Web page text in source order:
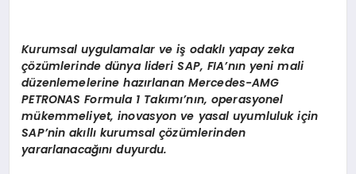
Kurumsal uygulamalar ve işodaklıyapay zeka
çözümlerinde dünya lideri SAP, FIA’nın yeni mali
düzenlemelerine hazırlanan Mercedes-AMG
PETRONAS Formula 1 Takımı’nın, operasyonel
mükemmeliyet, inovasyon ve yasal uyumluluk için
SAP’nin akıllı kurumsalçözümlerinden
yararlanacağınıduyurdu.